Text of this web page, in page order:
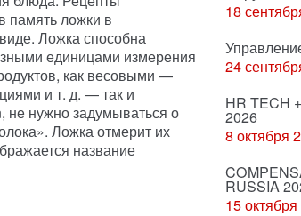
память ложки в
Ложка способна
единицами измерения
как весовыми —
и т. д. — так и
нужно задумываться о
Ложка отмерит их
название
18
24
HR
2026
8 октября
RUSSIA
15